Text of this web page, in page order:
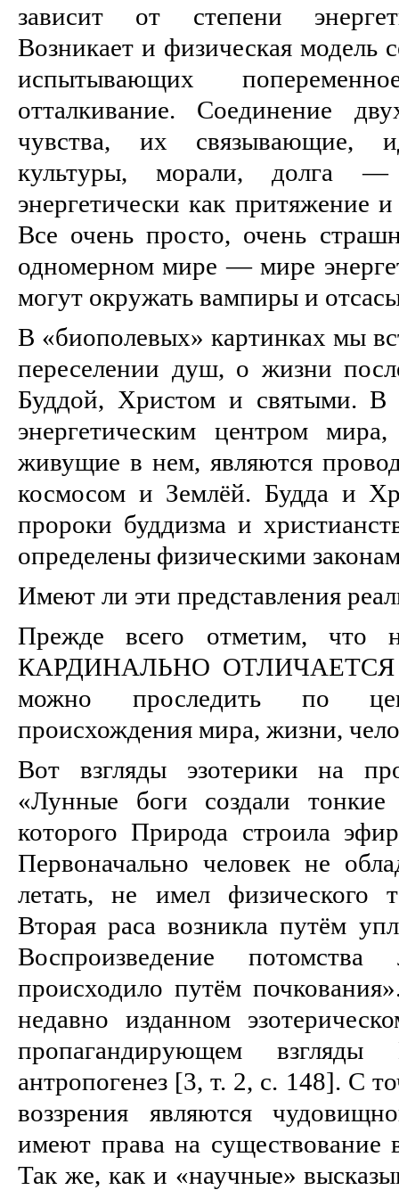
зависит от степени
Возникает и физическая модель
испытывающих
отталкивание. Соединение
чувства, их связывающие,
культуры, морали, долга —
энергетически как притяжение
Все очень просто, очень
одномерном мире — мире
могут окружать вампиры и
В «биополевых» картинках мы
переселении душ, о жизни
Буддой, Христом и святыми. В
энергетическим центром
живущие в нем, являются
космосом и Землёй. Будда и
пророки буддизма и
определены физическими
Имеют ли эти представления
Прежде всего отметим, что
КАРДИНАЛЬНО ОТЛИЧАЕТСЯ
можно проследить по
происхождения мира, жизни,
Вот взгляды эзотерики на
«Лунные боги создали тонкие
которого Природа строила
Первоначально человек не
летать, не имел физического
Вторая раса возникла путём
Воспроизведение
происходило путём
недавно изданном
пропагандирующем
антропогенез [3, т. 2, с. 148]. С
воззрения являются
имеют права на существование
Так же, как и «научные»